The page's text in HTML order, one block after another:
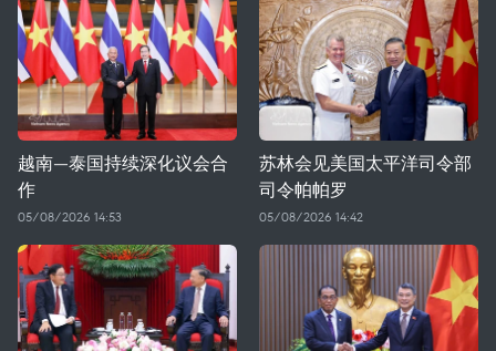
越南—泰国持续深化议会合
作
05/08/2026 14:53
苏林会见美国太平洋司令部
司令帕帕罗
05/08/2026 14:42